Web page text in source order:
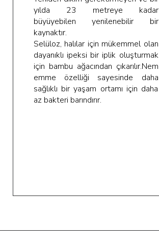
yılda 23 metreye kadar
büyüyebilen yenilenebilir bir
kaynaktır.
Selüloz, halılar için mükemmel olan
dayanıklı ipeksi bir iplik oluşturmak
için bambu ağacından çıkarılır.Nem
emme özelliği sayesinde daha
sağlıklı bir yaşam ortamı için daha
az bakteri barındırır​.​​